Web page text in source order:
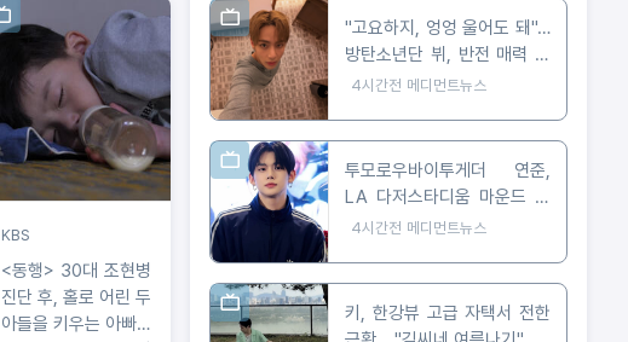
KBS
<동행> 30대 조현병
진단 후, 홀로 어린 두
아들을 키우는 아빠...
"고요하지, 엉엉 울어도 돼"…
방탄소년단 뷔, 반전 매력 근
황 공개
4시간전 메디먼트뉴스
투모로우바이투게더 연준,
LA 다저스타디움 마운드 선
다… 시구부터 무대까지
4시간전 메디먼트뉴스
키, 한강뷰 고급 자택서 전한